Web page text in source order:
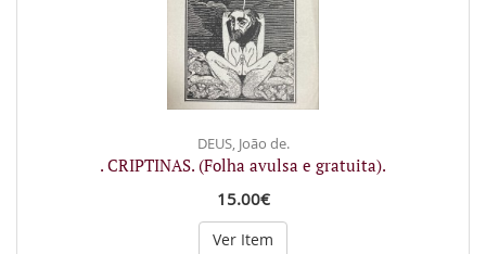
DEUS, João de.
. CRIPTINAS. (Folha avulsa e gratuita).
15.00€
Ver Item